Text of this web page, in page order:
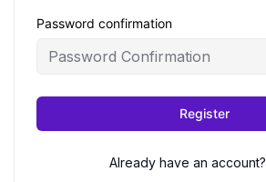
Password confirmation
Register
Already have an account?